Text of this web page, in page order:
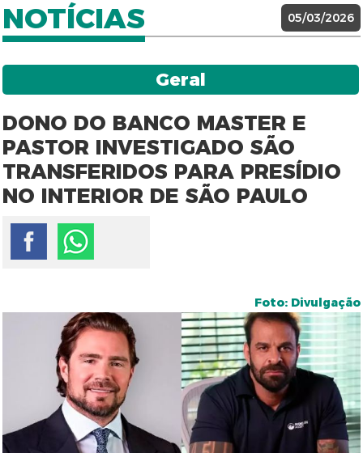
NOTÍCIAS 05/03/2026
Geral
DONO DO BANCO MASTER E
PASTOR INVESTIGADO SÃO
TRANSFERIDOS PARA PRESÍDIO
NO INTERIOR DE SÃO PAULO
Foto: Divulgação